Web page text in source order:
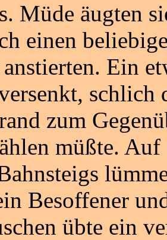
Müde äugten
einen
Ein
zum
müßte. Auf
Besoffener
übte ein